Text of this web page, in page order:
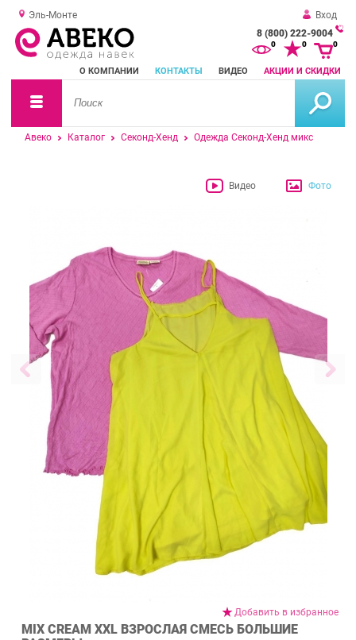
Эль-Монте
Вход
8 (800) 222-9004
О КОМПАНИИ КОНТАКТЫ ВИДЕО АКЦИИ И СКИДКИ
0 0 0
Авеко Каталог Секонд-Хенд Одежда Секонд-Хенд микс
Видео Фото
Добавить в избранное
MIX CREAM XXL ВЗРОСЛАЯ СМЕСЬ БОЛЬШИЕ